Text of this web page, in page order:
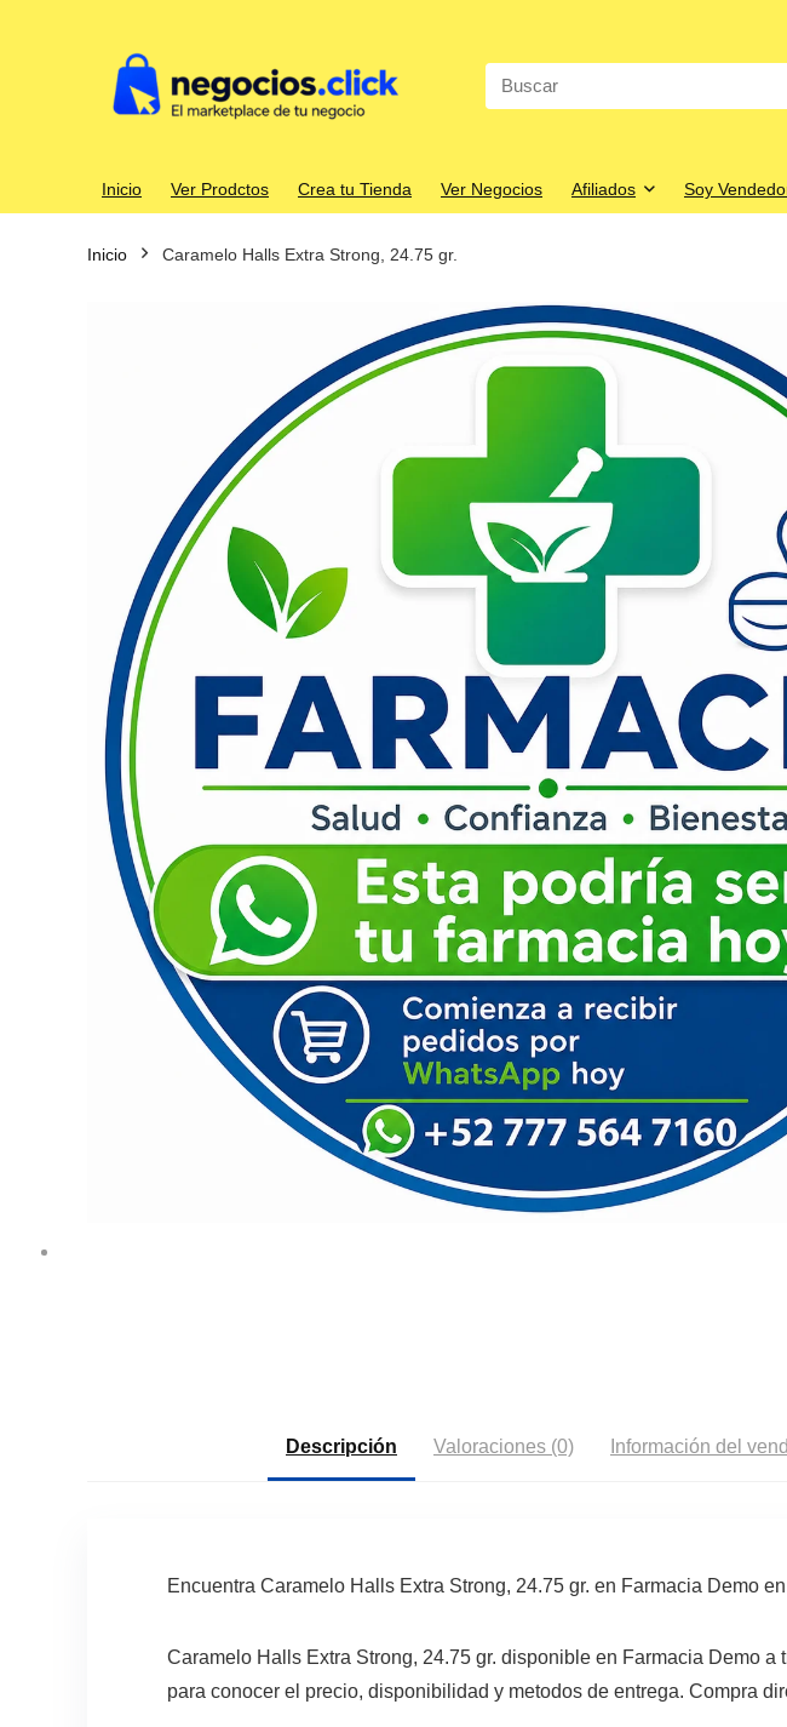
Search
for:
Inicio Ver Prodctos Crea tu Tienda Ver Negocios Afiliados Soy
Inicio Caramelo Halls Extra Strong, 24.75 gr.
Descripción Valoraciones (0) Información del
Encuentra Caramelo Halls Extra Strong, 24.75 gr. en Farmacia Demo
Caramelo Halls Extra Strong, 24.75 gr. disponible en Farmacia Demo
para conocer el precio, disponibilidad y metodos de entrega. Compra